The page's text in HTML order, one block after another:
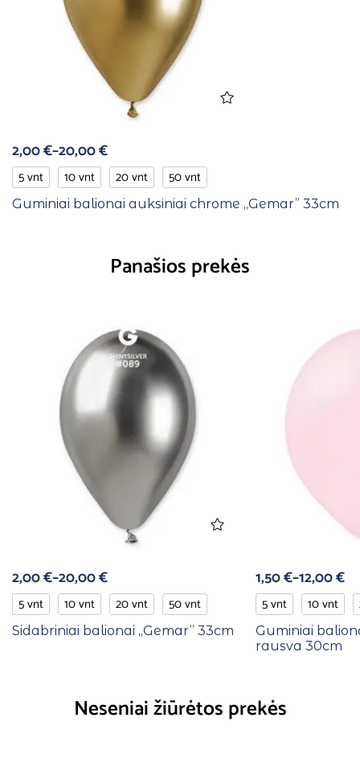
2,00€–20,00€
5 vnt 10 vnt 20 vnt 50 vnt
Guminiai balionai auksiniai chrome ,,Gemar” 33cm
Panašios prekės
2,00€–20,00€
5 vnt 10 vnt 20 vnt 50 vnt
Sidabriniai balionai ,,Gemar” 33cm
1,50€–12,00€
5 vnt 10 vnt
Guminiai
rausva 30cm
Neseniai žiūrėtos prekės